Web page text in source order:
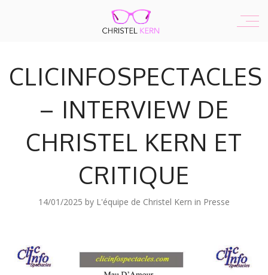
CLICINFOSPECTACLES
– INTERVIEW DE
CHRISTEL KERN ET
CRITIQUE
14/01/2025 by L'équipe de Christel Kern in Presse